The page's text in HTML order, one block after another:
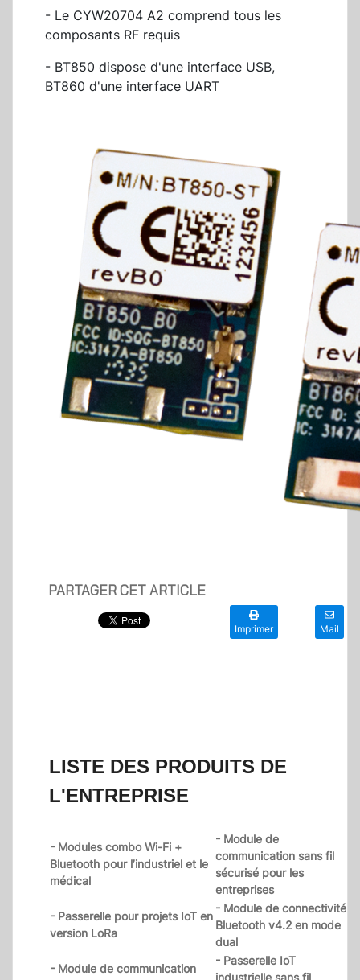
- Le CYW20704 A2 comprend tous les
composants RF requis
- BT850 dispose d'une interface USB,
BT860 d'une interface UART
PARTAGER CET ARTICLE
Imprimer Mail
LISTE DES PRODUITS DE
L'ENTREPRISE
- Modules combo Wi-Fi +
Bluetooth pour l’industriel et le
médical
- Module de
communication sans fil
sécurisé pour les
entreprises
- Passerelle pour projets IoT en
version LoRa
- Module de connectivité
Bluetooth v4.2 en mode
dual
- Module de communication
- Passerelle IoT
industrielle sans fil